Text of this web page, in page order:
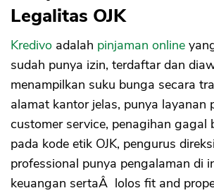
Legalitas OJK
Kredivo adalah pinjaman online
sudah punya izin, terdaftar dan
menampilkan suku bunga secara
alamat kantor jelas, punya layanan
customer service, penagihan gagal
pada kode etik OJK, pengurus
professional punya pengalaman di
keuangan sertaÂ lolos fit and